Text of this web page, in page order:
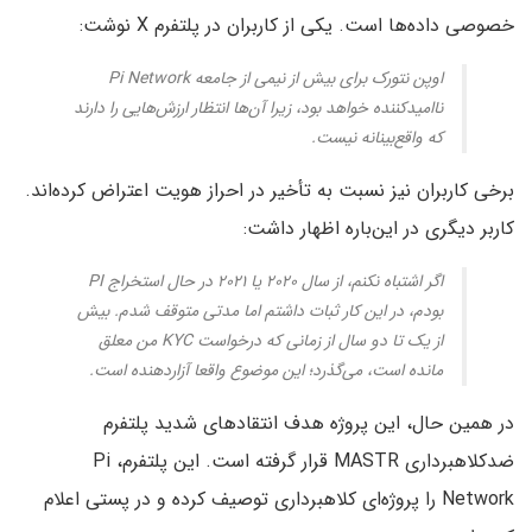
خصوصی داده‌ها است. یکی از کاربران در پلتفرم X نوشت:
اوپن نتورک برای بیش از نیمی از جامعه Pi Network
ناامیدکننده خواهد بود، زیرا آن‌ها انتظار ارزش‌هایی را دارند
که واقع‌بینانه نیست.
برخی کاربران نیز نسبت به تأخیر در احراز هویت اعتراض کرده‌اند.
کاربر دیگری در این‌باره اظهار داشت:
اگر اشتباه نکنم، از سال ۲۰۲۰ یا ۲۰۲۱ در حال استخراج PI
بودم، در این کار ثبات داشتم اما مدتی متوقف شدم. بیش
از یک تا دو سال از زمانی که درخواست KYC من معلق
مانده است، می‌گذرد؛ این موضوع واقعا آزاردهنده است.
در همین حال، این پروژه هدف انتقادهای شدید پلتفرم
ضدکلاهبرداری MASTR قرار گرفته است. این پلتفرم، Pi
Network را پروژه‌ای کلاهبرداری توصیف کرده و در پستی اعلام